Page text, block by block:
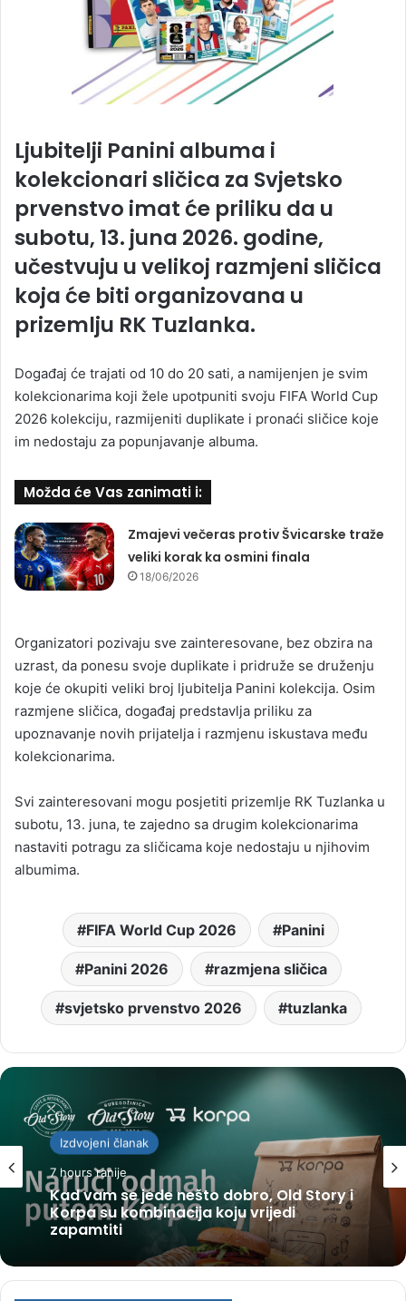
Ljubitelji Panini albuma i
kolekcionari sličica za Svjetsko
prvenstvo imat će priliku da u
subotu, 13. juna 2026. godine,
učestvuju u velikoj razmjeni sličica
koja će biti organizovana u
prizemlju RK Tuzlanka.
Događaj će trajati od 10 do 20 sati, a namijenjen je svim
kolekcionarima koji žele upotpuniti svoju FIFA World Cup
2026 kolekciju, razmijeniti duplikate i pronaći sličice koje
im nedostaju za popunjavanje albuma.
Možda će Vas zanimati i:
Zmajevi večeras protiv Švicarske traže
veliki korak ka osmini finala
18/06/2026
Organizatori pozivaju sve zainteresovane, bez obzira na
uzrast, da ponesu svoje duplikate i pridruže se druženju
koje će okupiti veliki broj ljubitelja Panini kolekcija. Osim
razmjene sličica, događaj predstavlja priliku za
upoznavanje novih prijatelja i razmjenu iskustava među
kolekcionarima.
Svi zainteresovani mogu posjetiti prizemlje RK Tuzlanka u
subotu, 13. juna, te zajedno sa drugim kolekcionarima
nastaviti potragu za sličicama koje nedostaju u njihovim
albumima.
FIFA World Cup 2026 Panini
Panini 2026 razmjena sličica
svjetsko prvenstvo 2026 tuzlanka
Izdvojeni članak
7 hours ranije
Kad vam se jede nešto dobro, Old Story i
Korpa su kombinacija koju vrijedi
zapamtiti